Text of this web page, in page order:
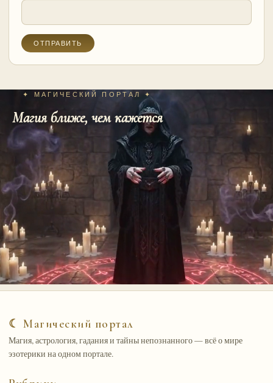
✦ МАГИЧЕСКИЙ ПОРТАЛ ✦
Магия ближе, чем кажется
☾ Магический портал
Магия, астрология, гадания и тайны непознанного — всё о мире
эзотерики на одном портале.